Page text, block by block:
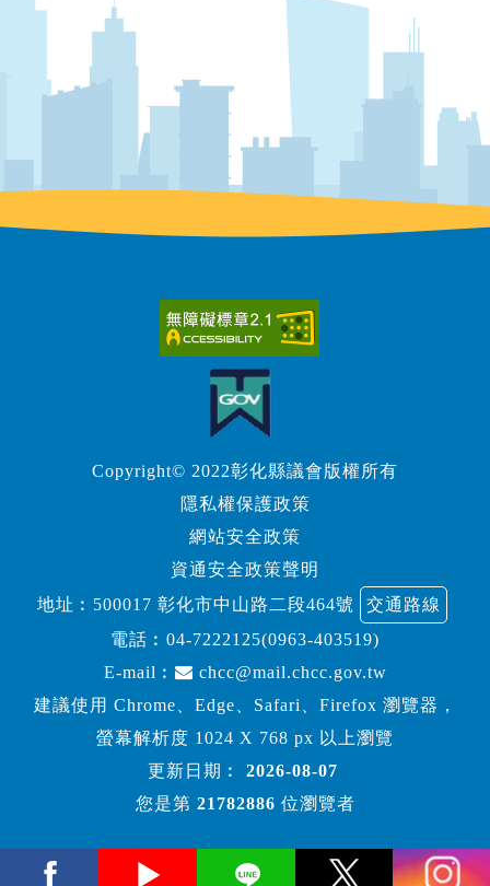
Copyright© 2022彰化縣議會版權所有
隱私權保護政策
網站安全政策
資通安全政策聲明
地址︰500017 彰化市中山路二段464號
交通路線
電話︰ 04-7222125(0963-403519)
E-mail︰
chcc@mail.chcc.gov.tw
建議使用 Chrome、Edge、Safari、Firefox 瀏覽器，
螢幕解析度 1024 X 768 px 以上瀏覽
更新日期︰
2026-08-07
您是第 21782886 位瀏覽者